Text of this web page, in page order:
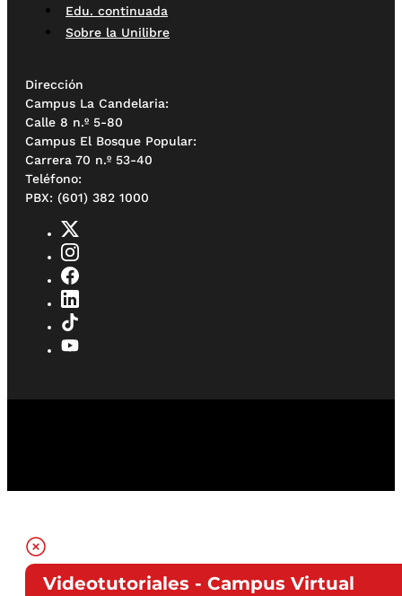
Edu. continuada
Sobre la Unilibre
Dirección
Campus La Candelaria:
Calle 8 n.º 5-80
Campus El Bosque Popular:
Carrera 70 n.º 53-40
Teléfono:
PBX: (601) 382 1000
Videotutoriales - Campus Virtual